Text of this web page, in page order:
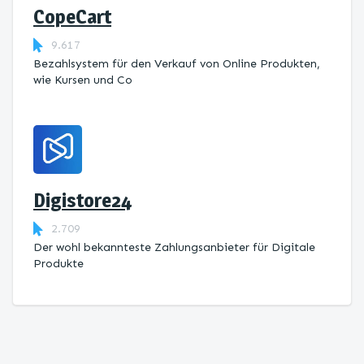
CopeCart
9.617
Bezahlsystem für den Verkauf von Online Produkten,
wie Kursen und Co
Digistore24
2.709
Der wohl bekannteste Zahlungsanbieter für Digitale
Produkte